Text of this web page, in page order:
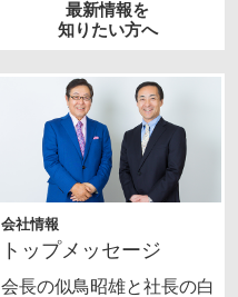
最新情報を
知りたい方へ
会社情報
トップメッセージ
会長の似鳥昭雄と社長の白